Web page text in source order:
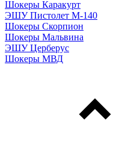
Шокеры Каракурт
ЭШУ Пистолет М-140
Шокеры Скорпион
Шокеры Мальвина
ЭШУ Церберус
Шокеры МВД